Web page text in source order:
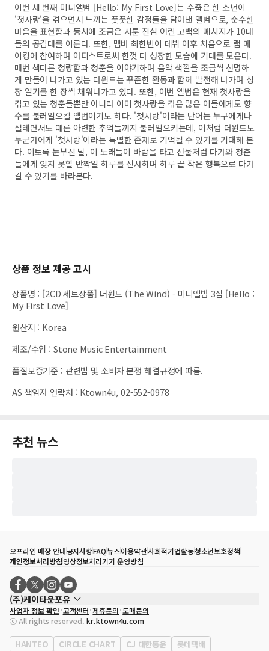
이번 세 번째 미니앨범 [Hello: My First Love]는 수줍은 한 소년이
'첫사랑'을 겪으면서 느끼는 풋풋한 감정들을 담아낸 앨범으로, 순수한
마음을 표현함과 동시에 조금은 서툰 진심 어린 고백의 메시지가 10대
들의 공감대를 이룬다. 또한, 멤버 최한빈이 데뷔 이후 처음으로 랩 메
이킹에 참여하며 아티스트로써 한껏 더 성장한 모습에 기대를 모은다.
매번 색다른 청량함과 청춘을 이야기하며 음악 색깔을 조금씩 선명하
게 만들어 나가고 있는 더윈드는 꾸준한 활동과 함께 발전해 나가며 성
장 일기를 한 장씩 채워나가고 있다. 또한, 이번 앨범은 현재 첫사랑을
겪고 있는 청춘들뿐만 아니라 이미 첫사랑을 겪은 많은 이들에게도 향
수를 불러일으킬 앨범이기도 하다. '첫사랑'이라는 단어는 누구에게나
설레면서도 때론 아련한 추억들까지 불러일으키는데, 이처럼 더윈드도
누군가에게 '첫사랑'이라는 특별한 존재로 기억될 수 있기를 기대해 본
다. 이토록 눈부신 날, 이 노래들이 바람을 타고 선물처럼 다가와 청춘
들에게 잊지 못할 반짝일 하루를 선사하며 하루 끝 작은 행복으로 다가
갈 수 있기를 바라본다.
상품 정보 제공 고시
상품명 : [2CD 세트상품] 더윈드 (The Wind) - 미니앨범 3집 [Hello :
My First Love]
원산지 : Korea
제조/수입 : Stone Music Entertainment
품질보증기준 : 관련법 및 소비자 분쟁 해결규정에 따름.
AS 책임자 연락처 : Ktown4u, 02-552-0978
추천 뉴스
오프라인 매장 안내공지사항FAQ뉴스이용약관사회적기업활동청소년보호정책
개인정보처리방침영상정보처리기기 운영방침
(주)케이타운포유
대표자
송효민
사업자등록번호
120-87-71116
통신판매업 신고번호 제2011-서울강남-02223
대표전화
02-552-9855
사업자 정보 확인 고객센터 제휴문의 도매문의
ⓒ All rights reserved. kr.ktown4u.com
HANTEO CIRCLE CHART CJ 대한통운 롯데택배